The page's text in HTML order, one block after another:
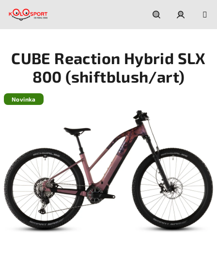
Hľadať
CUBE Reaction Hybrid SLX
800 (shiftblush/art)
Novinka